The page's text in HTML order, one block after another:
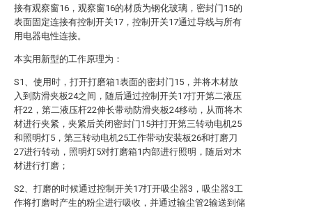
接有观察窗16，观察窗16的材质为钢化玻璃，密封门15的
表面固定连接有控制开关17，控制开关17通过导线与所有
用电器电性连接。
本实用新型的工作原理为：
S1、使用时，打开打磨箱1表面的密封门15，并将木材放
入到防滑夹板24之间，随后通过控制开关17打开第二液压
杆22，第二液压杆22伸长带动防滑夹板24移动，从而将木
材进行夹紧，夹紧后关闭密封门15并打开第三转动电机25
和照明灯5，第三转动电机25工作带动安装板26和打磨刀
27进行转动，照明灯5对打磨箱1内部进行照明，随后对木
材进行打磨；
S2、打磨的时候通过控制开关17打开吸尘器3，吸尘器3工
作将打磨时产生的粉尘进行吸收，并通过输尘管2输送到储